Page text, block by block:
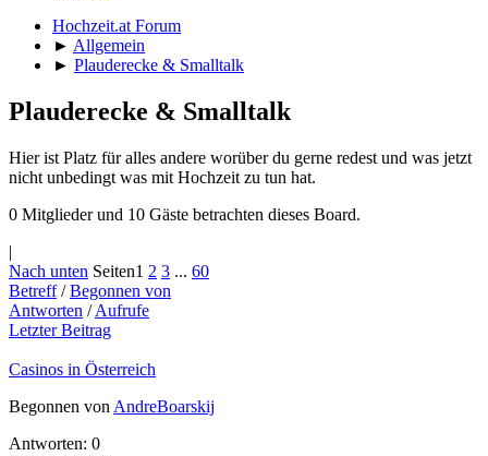
Hochzeit.at Forum
► Allgemein
► Plauderecke & Smalltalk
Plauderecke & Smalltalk
Hier ist Platz für alles andere worüber du gerne redest und was jetzt
nicht unbedingt was mit Hochzeit zu tun hat.
0 Mitglieder und 10 Gäste betrachten dieses Board.
|
Nach unten Seiten1 2 3 ... 60
Betreff/Begonnen von
Antworten /Aufrufe
Letzter Beitrag
Casinos in Österreich
Begonnen von AndreBoarskij
Antworten: 0